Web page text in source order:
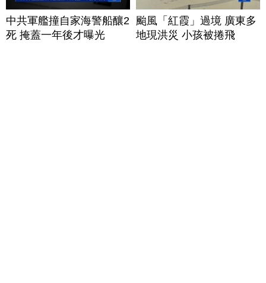
中共軍艦撞自家海警船釀2
死 掩蓋一年後才曝光
颱風「紅霞」過境 廣東多
地現洪災 小孩被捲飛